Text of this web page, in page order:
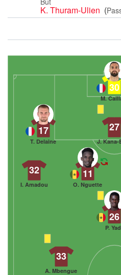
K. Thuram-Ulien (
30
M.
27
J. Kana-
17
T. Delaine
11
O. Nguette
32
I. Amadou
26
P.
33
A. Mbengue